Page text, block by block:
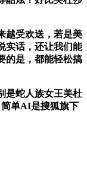
受欢送，若是美
实话，还让我们能
的是，都能轻松搞
蛇人族女王美杜
单AI是搜狐旗下